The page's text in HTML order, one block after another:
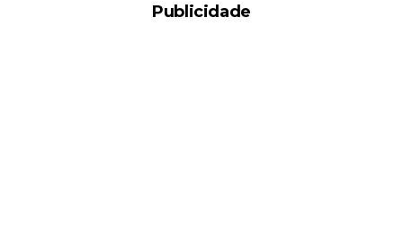
Publicidade